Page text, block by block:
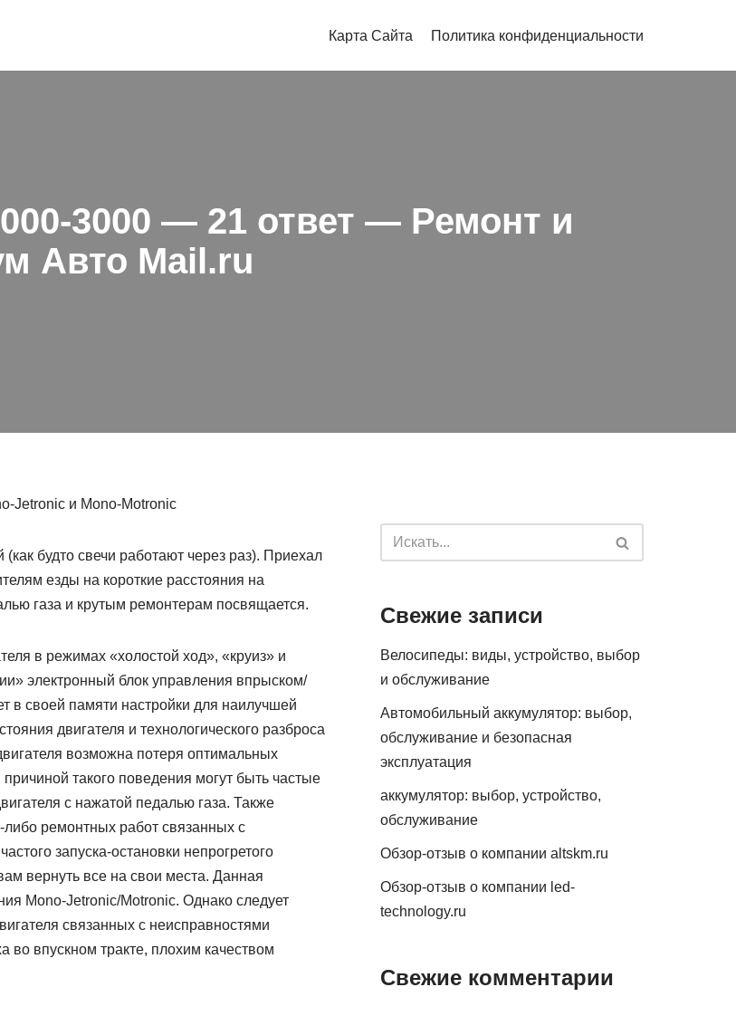
Карта Сайта Политика конфиденциальности
3000 — 21 ответ — Ремонт и
Авто Mail.ru
Jetronic и Mono-Motronic
будто свечи работают через раз). Приехал
езды на короткие расстояния на
газа и крутым ремонтерам посвящается.
в режимах «холостой ход», «круиз» и
электронный блок управления впрыском/
в своей памяти настройки для наилучшей
двигателя и технологического разброса
возможна потеря оптимальных
такого поведения могут быть частые
с нажатой педалью газа. Также
либо ремонтных работ связанных с
запуска-остановки непрогретого
вернуть все на свои места. Данная
Mono-Jetronic/Motronic. Однако следует
связанных с неисправностями
во впускном тракте, плохим качеством
Свежие записи
Велосипеды: виды, устройство, выбор
и обслуживание
Автомобильный аккумулятор: выбор,
обслуживание и безопасная
эксплуатация
аккумулятор: выбор, устройство,
обслуживание
Обзор-отзыв о компании altskm.ru
Обзор-отзыв о компании led-
technology.ru
Свежие комментарии